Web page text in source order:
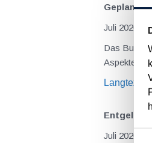
Geplante
Juli 2026
Das
Langtext
Juli 2026